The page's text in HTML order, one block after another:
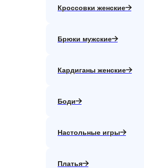
Кроссовки женские
Брюки мужские
Кардиганы женские
Боди
Настольные игры
Платья